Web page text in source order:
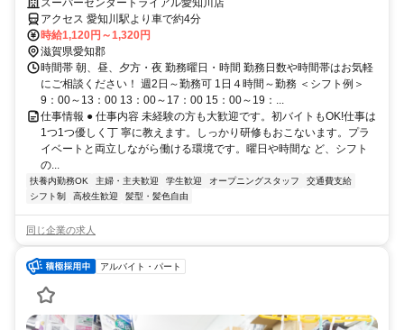
フで安心♪未経験OK！
スーパーセンタートライアル愛知川店
アクセス 愛知川駅より車で約4分
時給1,120円～1,320円
滋賀県愛知郡
時間帯 朝、昼、夕方・夜 勤務曜日・時間 勤務日数や時間帯はお気軽
にご相談ください！ 週2日～勤務可 1日４時間～勤務 ＜シフト例＞
9：00～13：00 13：00～17：00 15：00～19：...
仕事情報 ● 仕事内容 未経験の方も大歓迎です。初バイトもOK!仕事は
1つ1つ優しく丁 寧に教えます。しっかり研修もおこないます。プラ
イベートと両立しながら働ける環境です。曜日や時間な ど、シフト
の...
扶養内勤務OK 主婦・主夫歓迎 学生歓迎 オープニングスタッフ
交通費支給
シフト制
高校生歓迎 髪型・髪色自由
同じ企業の求人
アルバイト・パート